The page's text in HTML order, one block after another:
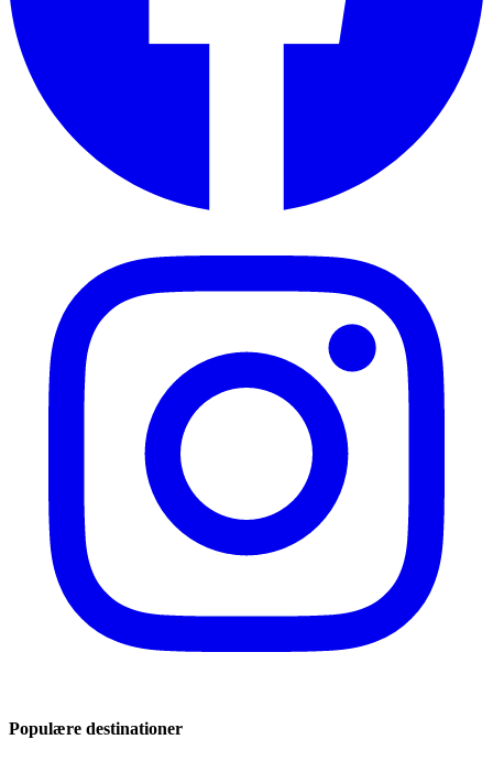
Populære destinationer